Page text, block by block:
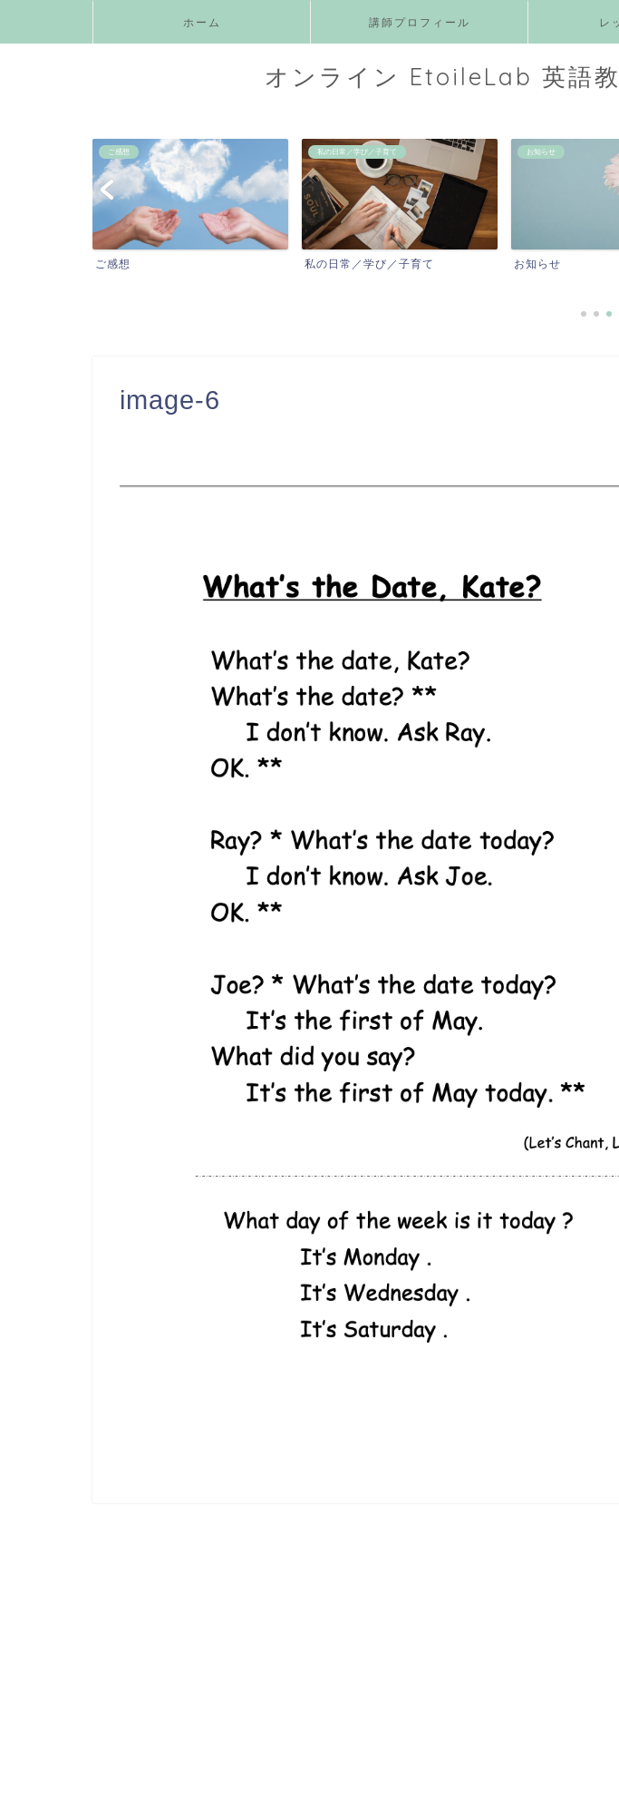
ホーム 講師プロフィール レ
オンライン EtoileLab 英語
ご感想
ご感想
私の日常／学び／子育て
私の日常／学び／子育て
お知らせ
お知らせ
image-6